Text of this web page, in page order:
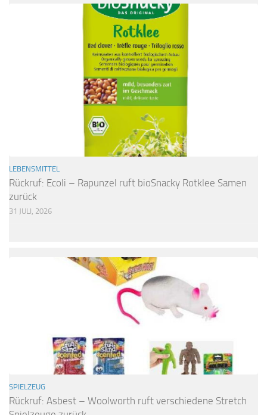
LEBENSMITTEL
Rückruf: Ecoli – Rapunzel ruft bioSnacky Rotklee Samen
zurück
31 JULI, 2026
SPIELZEUG
Rückruf: Asbest – Woolworth ruft verschiedene Stretch